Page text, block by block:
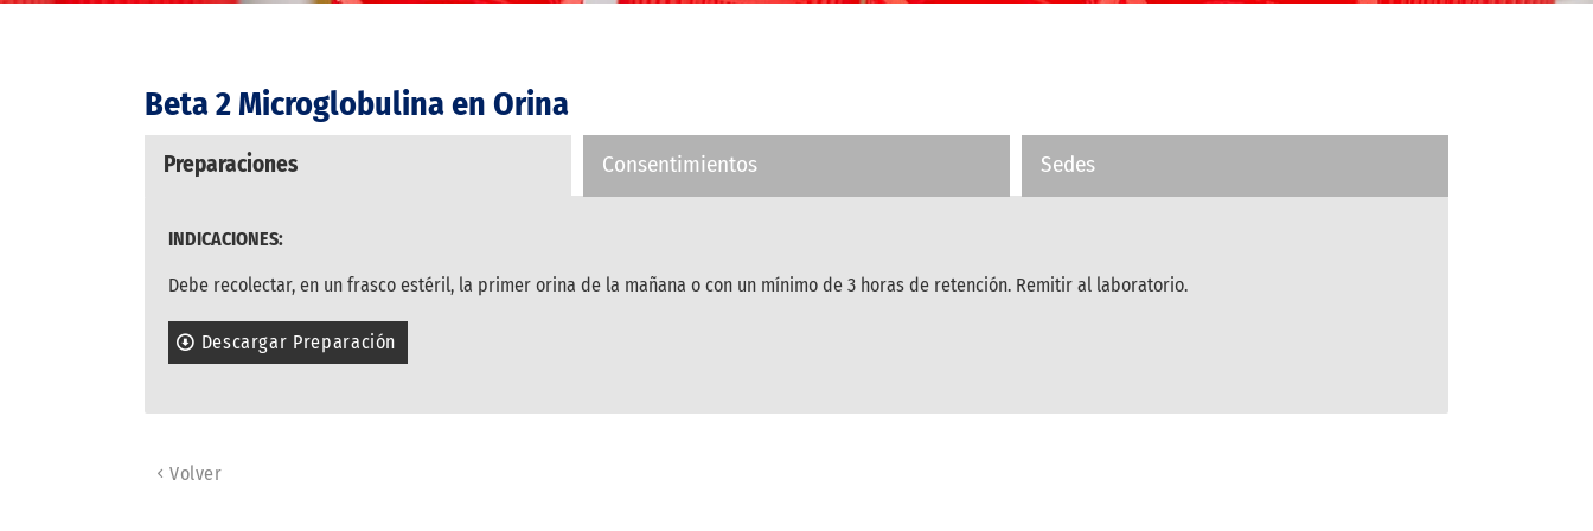
Beta 2 Microglobulina en Orina
Preparaciones Consentimientos Sedes
INDICACIONES:
Debe recolectar, en un frasco estéril, la primer orina de la mañana o con un mínimo de 3 horas de retención. Remitir al laboratorio.
Descargar Preparación
Volver